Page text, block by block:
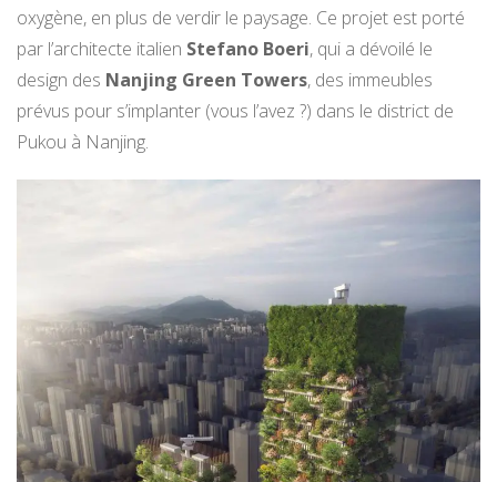
oxygène, en plus de verdir le paysage. Ce projet est porté
par l’architecte italien Stefano Boeri, qui a dévoilé le
design des Nanjing Green Towers, des immeubles
prévus pour s’implanter (vous l’avez ?) dans le district de
Pukou à Nanjing.